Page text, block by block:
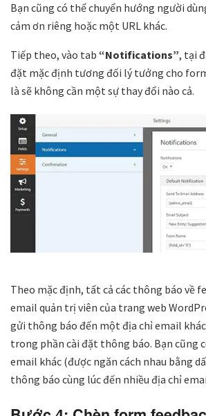
Bạn cũng có thể chuyển hướng người
cảm ơn riêng hoặc một URL khác.
Tiếp theo, vào tab “Notifications”, tại
đặt mặc định tương đối lý tưởng cho
là sẽ không cần một sự thay đổi nào cả.
Theo mặc định, tất cả các thông báo về
email quản trị viên của trang web
gửi thông báo đến một địa chỉ email
trong phần cài đặt thông báo. Bạn cũng
email khác (được ngăn cách nhau bằng
thông báo cùng lúc đến nhiều địa chỉ